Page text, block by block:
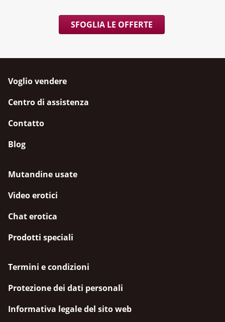
SFOGLIA LE OFFERTE
Voglio vendere
Centro di assistenza
Contatto
Blog
Mutandine usate
Video erotici
Chat erotica
Prodotti speciali
Termini e condizioni
Protezione dei dati personali
Informativa legale del sito web